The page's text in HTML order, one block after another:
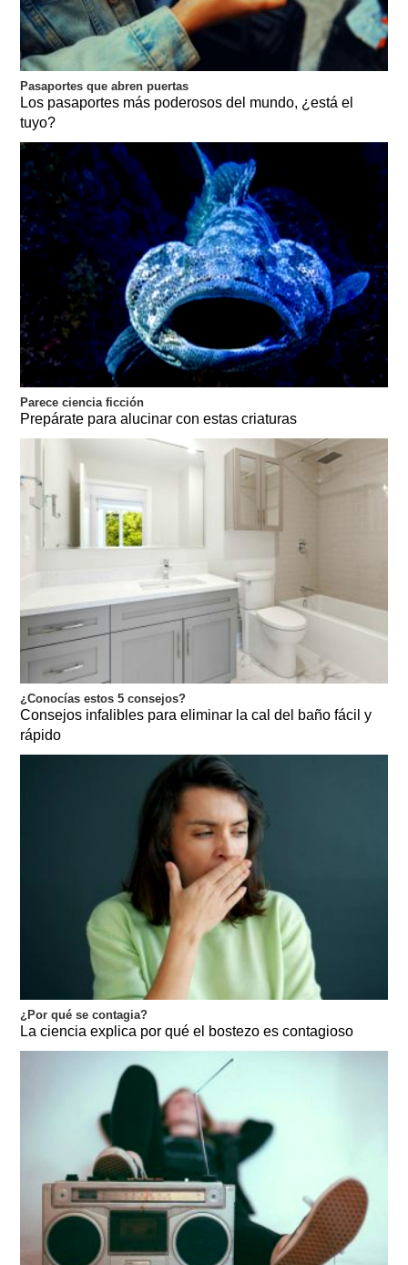
Pasaportes que abren puertas
Los pasaportes más poderosos del mundo, ¿está el
tuyo?
Parece ciencia ficción
Prepárate para alucinar con estas criaturas
¿Conocías estos 5 consejos?
Consejos infalibles para eliminar la cal del baño fácil y
rápido
¿Por qué se contagia?
La ciencia explica por qué el bostezo es contagioso